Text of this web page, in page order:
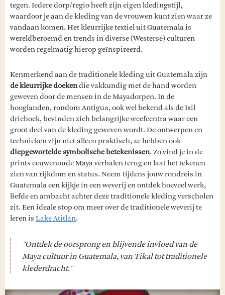
tegen. Iedere dorp/regio heeft zijn eigen kledingstijl,
waardoor je aan de kleding van de vrouwen kunt zien waar ze
vandaan komen. Het kleurrijke textiel uit Guatemala is
wereldberoemd en trends in diverse (Westerse) culturen
worden regelmatig hierop geïnspireerd.
Kenmerkend aan de traditionele kleding uit Guatemala zijn
de kleurrijke doekendie vakkundig met de hand worden
geweven door de mensen in de Mayadorpen. In de
hooglanden, rondom Antigua, ook wel bekend als de Ixil
driehoek, bevinden zich belangrijke weefcentra waar een
groot deel van de kleding geweven wordt. De ontwerpen en
technieken zijn niet alleen praktisch, ze hebben ook
diepgewortelde symbolische betekenissen. Zo vind je in de
prints eeuwenoude Maya verhalen terug en laat het tekenen
zien van rijkdom en status. Neem tijdens jouw rondreis in
Guatemala een kijkje in een weverij en ontdek hoeveel werk,
liefde en ambacht achter deze traditionele kleding verscholen
zit. Een ideale stop om meer over de traditionele weverij te
leren is Lake Atitlan.
"Ontdek de oorsprong en blijvende invloed van de
Maya cultuur in Guatemala, van Tikal tot traditionele
klederdracht."